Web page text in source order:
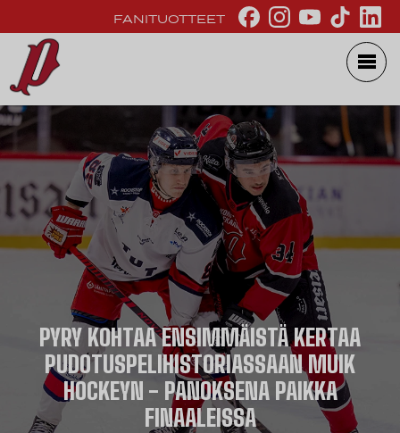
FANITUOTTEET
PYRY KOHTAA ENSIMMÄISTÄ KERTAA
PUDOTUSPELIHISTORIASSAAN MUIK
HOCKEYN - PANOKSENA PAIKKA
FINAALEISSA